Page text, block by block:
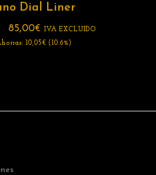
Dial Liner
85,00€ IVA EXCLUIDO
10,05€ (10.6%)